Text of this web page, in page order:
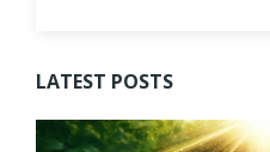
LATEST POSTS